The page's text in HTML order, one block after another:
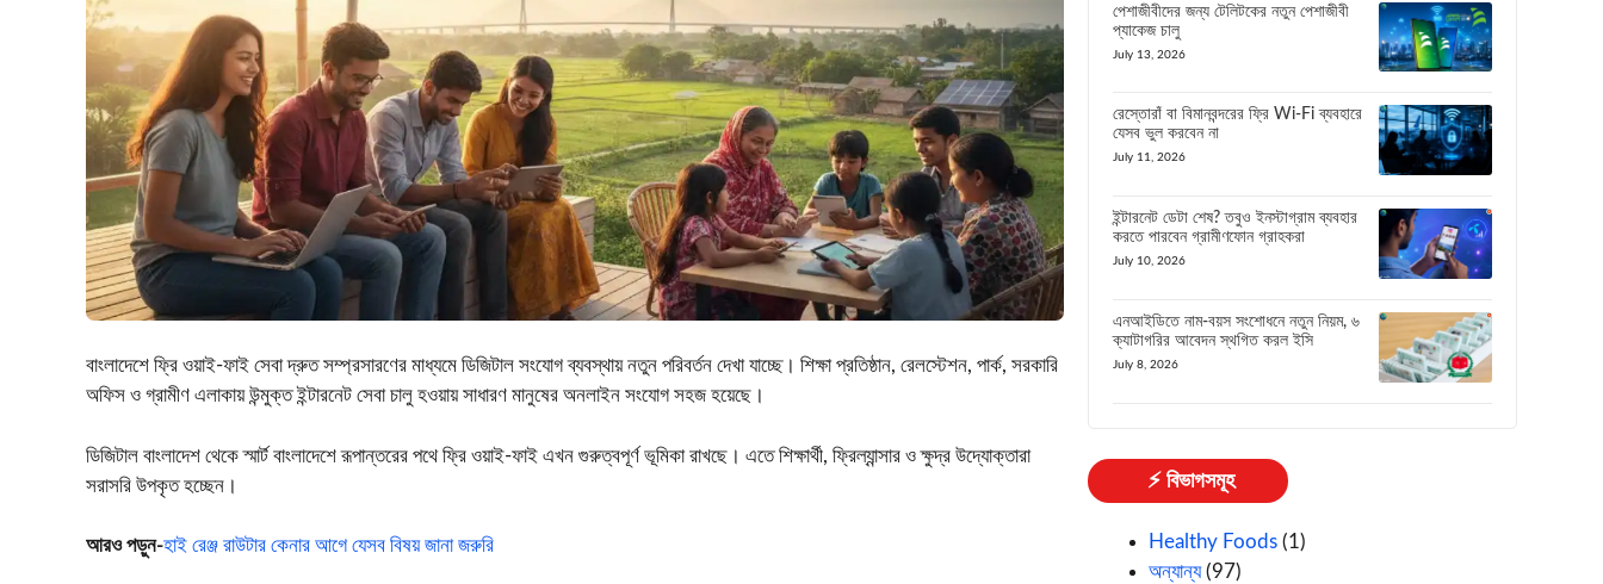
বাংলাদেশে ফ্রি ওয়াই-ফাই সেবা দ্রুত সম্প্রসারণের মাধ্যমে ডিজিটাল সংযোগ ব্যবস্থায় নতুন পরিবর্তন দেখা যাচ্ছে। শিক্ষা প্রতিষ্ঠান, রেলস্টেশন, পার্ক, সরকারি
অফিস ও গ্রামীণ এলাকায় উন্মুক্ত ইন্টারনেট সেবা চালু হওয়ায় সাধারণ মানুষের অনলাইন সংযোগ সহজ হয়েছে।
ডিজিটাল বাংলাদেশ থেকে স্মার্ট বাংলাদেশে রূপান্তরের পথে ফ্রি ওয়াই-ফাই এখন গুরুত্বপূর্ণ ভূমিকা রাখছে। এতে শিক্ষার্থী, ফ্রিল্যান্সার ও ক্ষুদ্র উদ্যোক্তারা
সরাসরি উপকৃত হচ্ছেন।
আরও পড়ুন-হাই রেঞ্জ রাউটার কেনার আগে যেসব বিষয় জানা জরুরি
পেশাজীবীদের জন্য টেলিটকের নতুন পেশাজীবী
প্যাকেজ চালু
July 13, 2026
রেস্তোরাঁ বা বিমানবন্দরের ফ্রি Wi-Fi ব্যবহারে
যেসব ভুল করবেন না
July 11, 2026
ইন্টারনেট ডেটা শেষ? তবুও ইনস্টাগ্রাম ব্যবহার
করতে পারবেন গ্রামীণফোন গ্রাহকরা
July 10, 2026
এনআইডিতে নাম-বয়স সংশোধনে নতুন নিয়ম, ৬
ক্যাটাগরির আবেদন স্থগিত করল ইসি
July 8, 2026
⚡ বিভাগসমূহ
Healthy Foods (1)
অন্যান্য(97)